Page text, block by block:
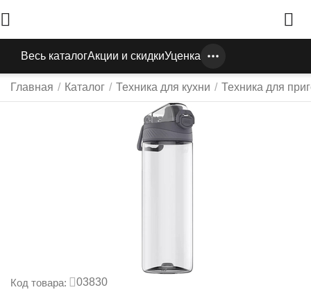
Весь каталогАкции и скидкиУценка
Главная / Каталог / Техника для кухни / Техника для
Код товара: 03830